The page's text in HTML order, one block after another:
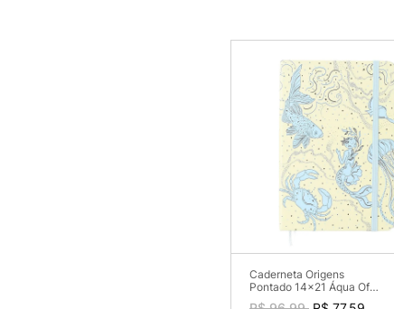
Caderneta Origens
Pontado 14x21 Áqua Off
White